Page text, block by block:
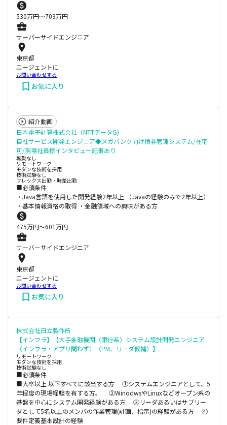
530万円〜703万円
サーバーサイドエンジニア
東京都
エージェントに
お問い合わせする
お気に入り
紹介動画
日本電子計算株式会社（NTTデータG)
自社サービス開発エンジニア◆メガバンク向け債券管理システム/在宅
可/現場社員様インタビュー記事あり
転勤なし
リモートワーク
モダンな技術を採用
技術試験なし
フレックス出勤・時差出勤
■必須条件
・Java言語を使用した開発経験2年以上 （Javaの経験のみで2年以上）
・基本情報資格の取得 ・金融領域への興味がある方
475万円〜601万円
サーバーサイドエンジニア
東京都
エージェントに
お問い合わせする
お気に入り
株式会社日立製作所
【インフラ】【大手金融機関（銀行系）システム設計開発エンジニア
（インフラ・アプリ問わず）（PM、リーダ候補）】
リモートワーク
モダンな技術を採用
技術試験なし
■必須条件
■大卒以上 以下すべてに該当する方 ①システムエンジニアとして、5
年程度の現場経験を有する方。 ②WinodwsやLinuxなどオープン系の
基盤を中心にシステム開発経験がある方 ③リーダあるいはサブリー
ダとして5名以上のメンバの作業管理(計画、指示)の経験がある方 ④
要件定義基本設計の経験